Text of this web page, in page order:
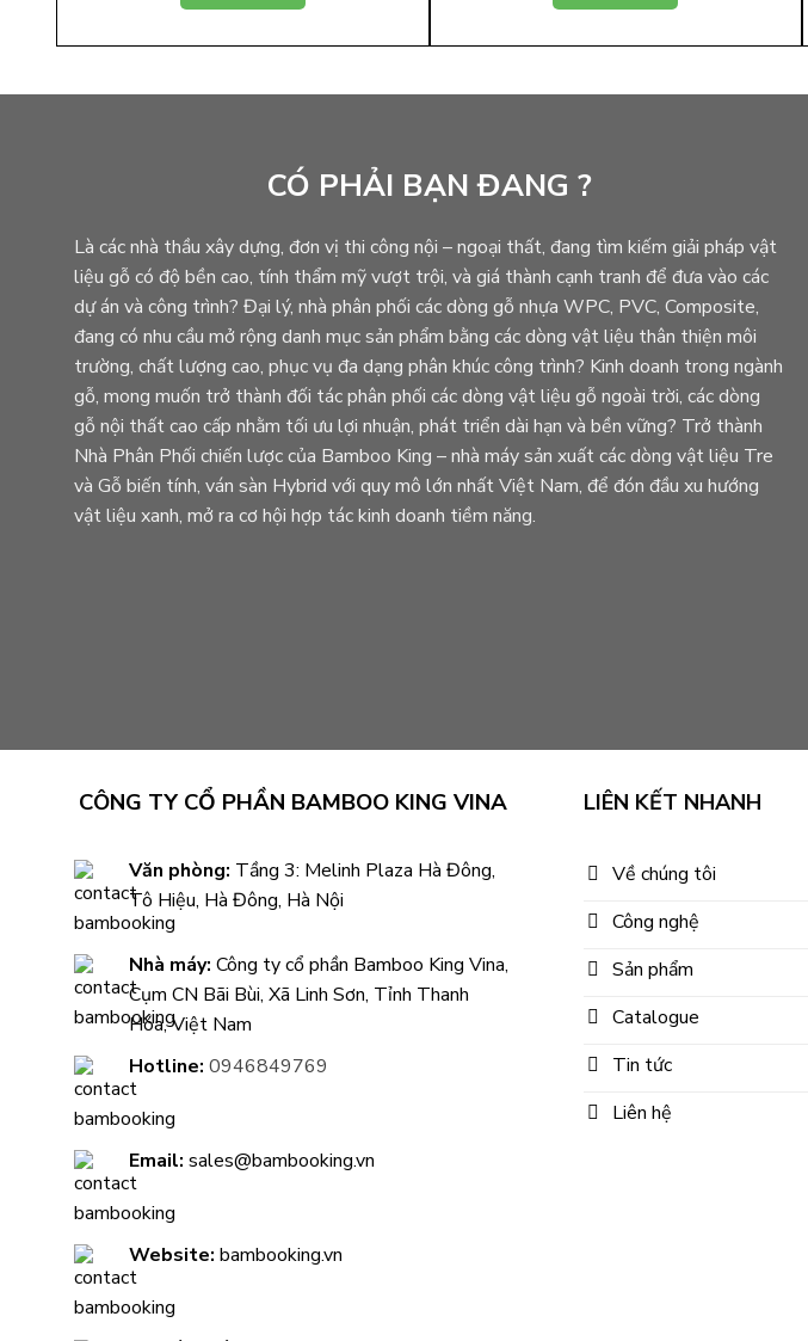
CÓ PHẢI BẠN ĐANG ?
Là các nhà thầu xây dựng, đơn vị thi công nội – ngoại thất, đang tìm kiếm giải pháp vật
liệu gỗ có độ bền cao, tính thẩm mỹ vượt trội, và giá thành cạnh tranh để đưa vào các
dự án và công trình? Đại lý, nhà phân phối các dòng gỗ nhựa WPC, PVC, Composite,
đang có nhu cầu mở rộng danh mục sản phẩm bằng các dòng vật liệu thân thiện môi
trường, chất lượng cao, phục vụ đa dạng phân khúc công trình? Kinh doanh trong ngành
gỗ, mong muốn trở thành đối tác phân phối các dòng vật liệu gỗ ngoài trời, các dòng
gỗ nội thất cao cấp nhằm tối ưu lợi nhuận, phát triển dài hạn và bền vững? Trở thành
Nhà Phân Phối chiến lược của Bamboo King – nhà máy sản xuất các dòng vật liệu Tre
và Gỗ biến tính, ván sàn Hybrid với quy mô lớn nhất Việt Nam, để đón đầu xu hướng
vật liệu xanh, mở ra cơ hội hợp tác kinh doanh tiềm năng.
CÔNG TY CỔ PHẦN BAMBOO KING VINA
Văn phòng: Tầng 3: Melinh Plaza Hà Đông,
Tô Hiệu, Hà Đông, Hà Nội
Nhà máy: Công ty cổ phần Bamboo King Vina,
Cụm CN Bãi Bùi, Xã Linh Sơn, Tỉnh Thanh
Hóa, Việt Nam
Hotline: 0946849769
Email: sales@bambooking.vn
Website: bambooking.vn
LIÊN KẾT NHANH
Về chúng tôi
Công nghệ
Sản phẩm
Catalogue
Tin tức
Liên hệ